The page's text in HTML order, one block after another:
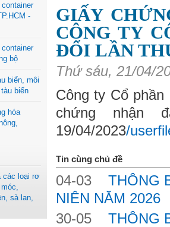
-
bộ
biển, môi
biển
hóa
các loại rơ
sà lan,
GIẤY
CÔNG TY
ĐỔI LẦN
Thứ sáu, 21/04/
Công ty Cổ
chứng nhận
19/04/2023/
Tin cùng chủ đề
04-03 THÔNG
NIÊN NĂM 2026
30-05 THÔNG